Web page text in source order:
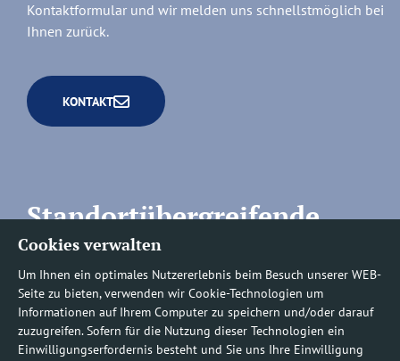
Cookies verwalten
Um Ihnen ein optimales Nutzererlebnis beim Besuch unserer WEB-
Seite zu bieten, verwenden wir Cookie-Technologien um
Informationen auf Ihrem Computer zu speichern und/oder darauf
zuzugreifen. Sofern für die Nutzung dieser Technologien ein
Einwilligungserfordernis besteht und Sie uns Ihre Einwilligung
Kontaktformular und wir melden uns schnellstmöglich bei
Ihnen zurück.
KONTAKT
Standortübergreifende
Rufnummern